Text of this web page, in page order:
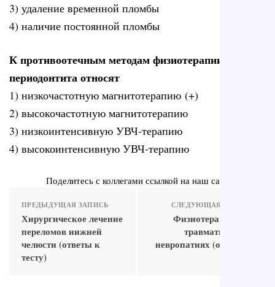
3) удаление временной пломбы
4) наличие постоянной пломбы
К противоотечным методам физиотерапии
периодонтита относят
1) низкочастотную магнитотерапию (+)
2) высокочастотную магнитотерапию
3) низкоинтенсивную УВЧ-терапию
4) высокоинтенсивную УВЧ-терапию
Поделитесь с коллегами ссылкой на наш сайт
ПРЕДЫДУЩАЯ ЗАПИСЬ
Хирургическое лечение
переломов нижней
челюсти (ответы к
тесту)
СЛЕДУЮЩАЯ ЗАПИСЬ
Физиотерапия при
травматических
невропатиях (ответы к